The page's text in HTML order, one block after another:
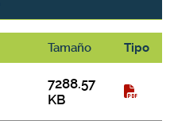
Tamaño Tipo
7288.57
KB